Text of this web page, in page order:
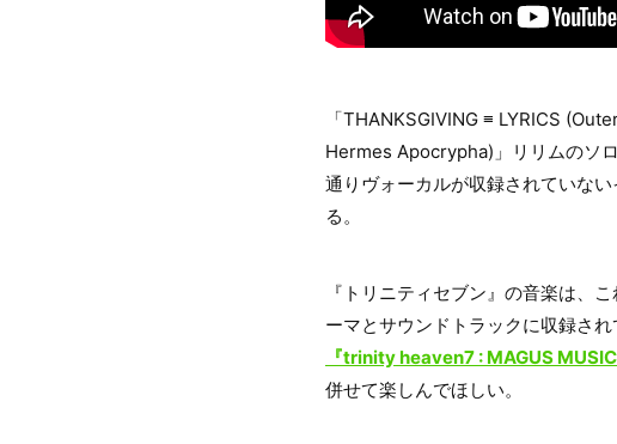
「THANKSGIVING ≡ LYRICS
Hermes Apocrypha)」リリムのソ
通りヴォーカルが収録されていな
る。
『トリニティセブン』の音楽は、
ーマとサウンドトラックに収録さ
『trinity heaven7 : MAGUS MUSIC
併せて楽しんでほしい。